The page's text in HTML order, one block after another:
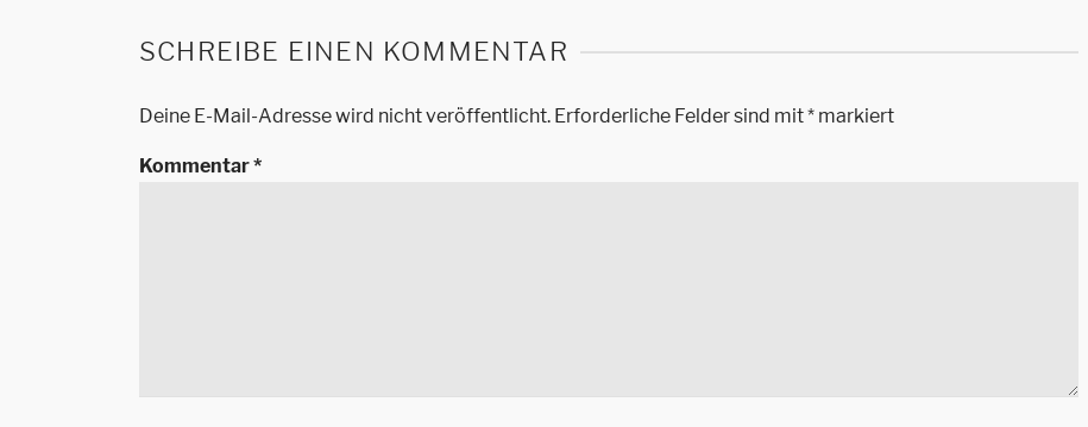
SCHREIBE EINEN KOMMENTAR
Deine E-Mail-Adresse wird nicht veröffentlicht. Erforderliche Felder sind mit* markiert
Kommentar*